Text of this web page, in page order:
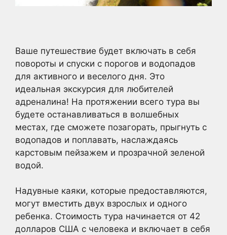
Ваше путешествие будет включать в себя
повороты и спуски с порогов и водопадов
для активного и веселого дня. Это
идеальная экскурсия для любителей
адреналина! На протяжении всего тура вы
будете останавливаться в волшебных
местах, где сможете позагорать, прыгнуть с
водопадов и поплавать, наслаждаясь
карстовым пейзажем и прозрачной зеленой
водой.
Надувные каяки, которые предоставляются,
могут вместить двух взрослых и одного
ребенка. Стоимость тура начинается от 42
долларов США с человека и включает в себя